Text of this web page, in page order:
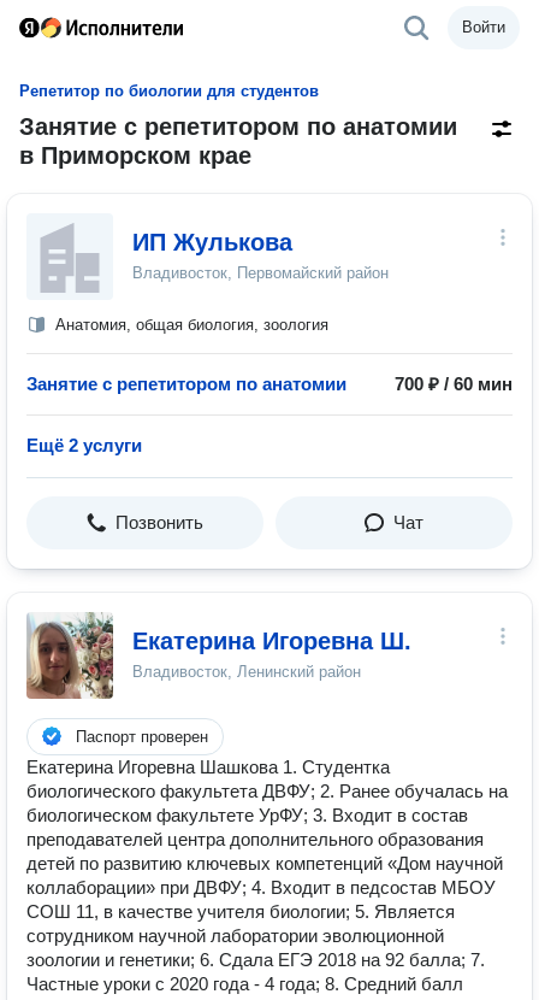
Войти
Репетитор по биологии для студентов
Занятие с репетитором по анатомии
в Приморском крае
ИП Жулькова
Владивосток, Первомайский район
Анатомия, общая биология, зоология
Занятие с репетитором по анатомии 700 ₽ / 60 мин
Ещё 2 услуги
Позвонить Чат
Екатерина Игоревна Ш.
Владивосток, Ленинский район
Паспорт проверен
Екатерина Игоревна Шашкова 1. Студентка
биологического факультета ДВФУ; 2. Ранее обучалась на
биологическом факультете УрФУ; 3. Входит в состав
преподавателей центра дополнительного образования
детей по развитию ключевых компетенций «Дом научной
коллаборации» при ДВФУ; 4. Входит в педсостав МБОУ
СОШ 11, в качестве учителя биологии; 5. Является
сотрудником научной лаборатории эволюционной
зоологии и генетики; 6. Сдала ЕГЭ 2018 на 92 балла; 7.
Частные уроки с 2020 года - 4 года; 8. Средний балл